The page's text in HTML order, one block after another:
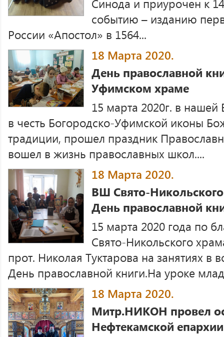
Синода и приурочен к
событию – изданию
России «Апостол» в 1564...
18 Марта 2020.
День православной
Уфимском храме
15 марта 2020г. в
в честь Богородско-Уфимской иконы
традиции, прошел праздник
вошел в жизнь православных школ....
18 Марта 2020.
ВШ Свято-
День православной
15 марта 2020 года по
Свято-Никольского
прот. Николая Туктарова на занятиях в
День православной книги.На уроке
18 Марта 2020.
Митр.НИКОН провел
Нефтекамской епархии